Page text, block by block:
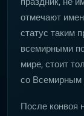
отмечают
статус таким
всемирными
мире, стоит
со Всемирным
После конвоя